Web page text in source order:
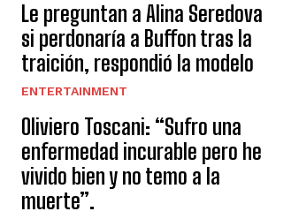
Le preguntan a Alina Seredova
si perdonaría a Buffon tras la
traición, respondió la modelo
ENTERTAINMENT
Oliviero Toscani: “Sufro una
enfermedad incurable pero he
vivido bien y no temo a la
muerte”.